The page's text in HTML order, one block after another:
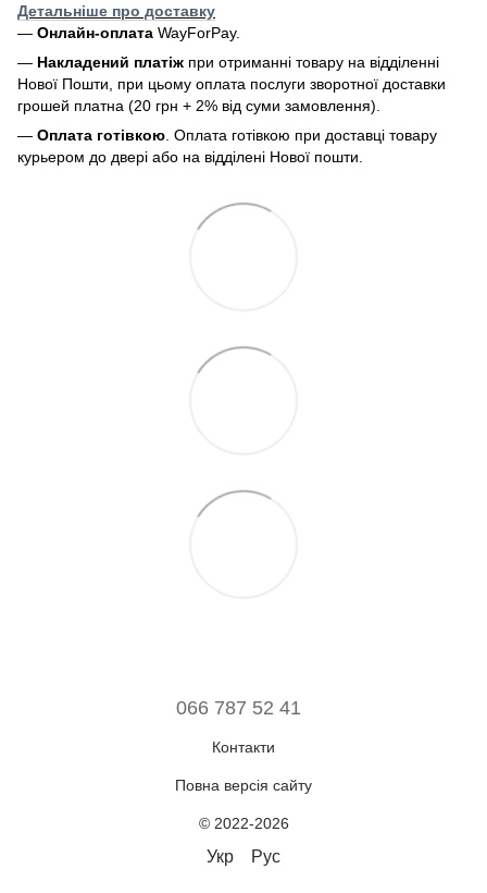
Детальніше про доставку
— Онлайн-оплата WayForPay.
— Накладений платіж при отриманні товару на відділенні
Нової Пошти, при цьому оплата послуги зворотної доставки
грошей платна (20 грн + 2% від суми замовлення).
— Оплата готівкою . Оплата готівкою при доставці товару
курьером до двері або на відділені Нової пошти.
066 787 52 41
Контакти
Повна версія сайту
© 2022-2026
Укр Рус